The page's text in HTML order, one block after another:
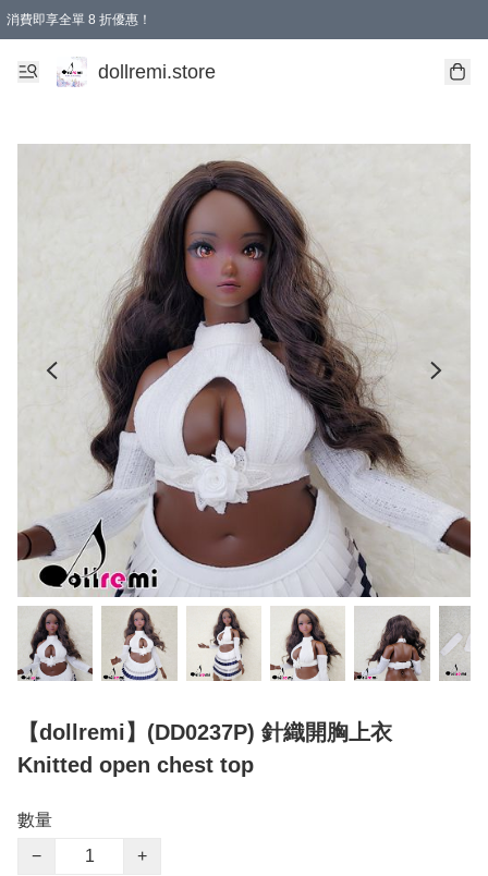
消費即享全單 8 折優惠！
購物滿 HKD 1500.00即享免運費優惠！（適用於 本地送貨、本地取貨、國際送貨 )
dollremi.store
【dollremi】(DD0237P) 針織開胸上衣
Knitted open chest top
數量
−
+